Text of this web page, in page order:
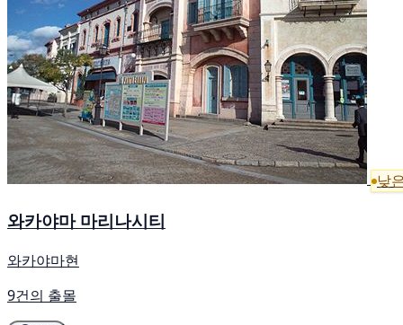
낮
와카야마 마리나시티
와카야마현
9건의 출몰